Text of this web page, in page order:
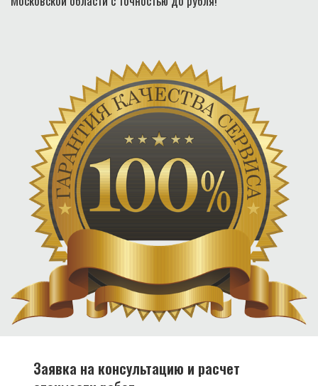
Заявка на консультацию и расчет